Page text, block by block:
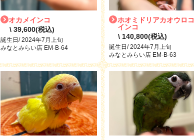
オカメインコ
\ 39,600(税込)
誕生日/ 2024年7月上旬
みなとみらい店 EM-B-64
ホオミドリアカオウロコ
インコ
\ 140,800(税込)
誕生日/ 2024年7月上旬
みなとみらい店 EM-B-63